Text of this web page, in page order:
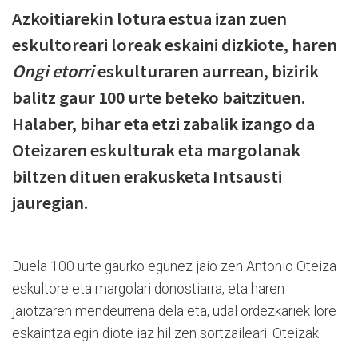
Azkoitiarekin lotura estua izan zuen
eskultoreari loreak eskaini dizkiote, haren
Ongi etorrieskulturaren aurrean, bizirik
balitz gaur 100 urte beteko baitzituen.
Halaber, bihar eta etzi zabalik izango da
Oteizaren eskulturak eta margolanak
biltzen dituen erakusketa Intsausti
jauregian.
Duela 100 urte gaurko egunez jaio zen Antonio Oteiza
eskultore eta margolari donostiarra, eta haren
jaiotzaren mendeurrena dela eta, udal ordezkariek lore
eskaintza egin diote iaz hil zen sortzaileari. Oteizak